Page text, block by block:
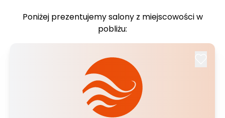
Poniżej prezentujemy salony z miejscowości w
pobliżu: